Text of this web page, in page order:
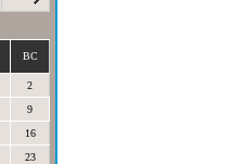
ВС
2
9
16
23